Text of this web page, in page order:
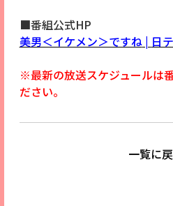
■番組公式HP
美男＜イケメン＞ですね| 日
※最新の放送スケジュールは
ださい。
一覧に